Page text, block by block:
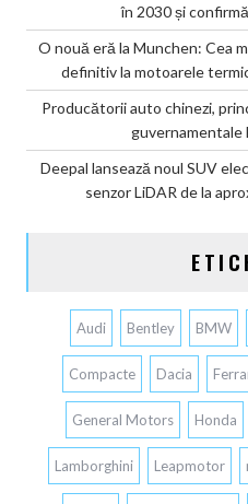
în 2030 și
O nouă eră la Munchen: Cea
definitiv la motoarele
Producătorii auto chinezi,
guvernamentale
Deepal lansează noul SUV
senzor LiDAR de la
Audi Bentley BMW
Compacte Dacia
General Motors Honda
Lamborghini Leapmotor